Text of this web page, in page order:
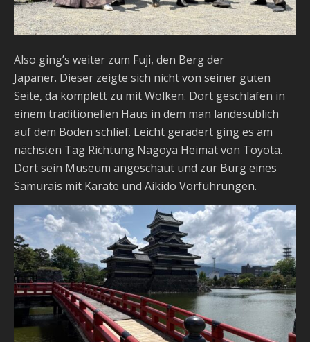
Also ging’s weiter zum Fuji, den Berg der
Japaner. Dieser zeigte sich nicht von seiner guten
Seite, da komplett zu mit Wolken. Dort geschlafen in
einem traditionellen Haus in dem man landesüblich
auf dem Boden schlief. Leicht gerädert ging es am
nächsten Tag Richtung Nagoya Heimat von Toyota.
Dort sein Museum angeschaut und zur Burg eines
Samurais mit Karate und Aikido Vorführungen.